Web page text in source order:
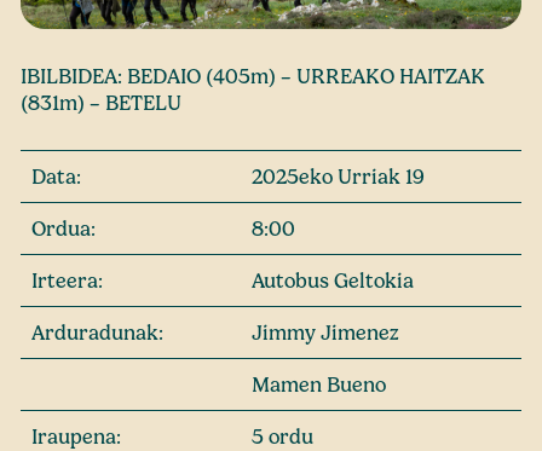
IBILBIDEA: BEDAIO (405m) – URREAKO HAITZAK
(831m) – BETELU
Data: 2025eko Urriak 19
Ordua: 8:00
Irteera: Autobus Geltokia
Arduradunak: Jimmy Jimenez
Mamen Bueno
Iraupena: 5 ordu